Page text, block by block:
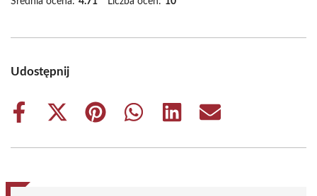
Udostępnij
Share
Share
(Twitter)
Share
Share
Share
Share